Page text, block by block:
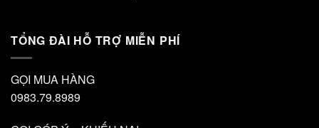
TỔNG ĐÀI HỖ TRỢ MIỄN PHÍ
GỌI MUA HÀNG
0983.79.8989